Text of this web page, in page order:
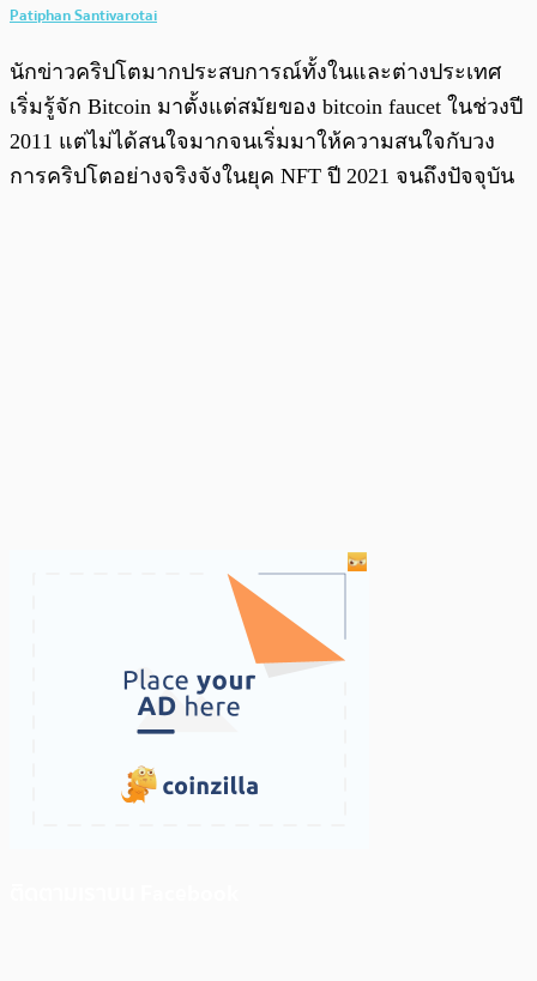
Patiphan Santivarotai
นักข่าวคริปโตมากประสบการณ์ทั้งในและต่างประเทศ
เริ่มรู้จัก Bitcoin มาตั้งแต่สมัยของ bitcoin faucet ในช่วงปี
2011 แต่ไม่ได้สนใจมากจนเริ่มมาให้ความสนใจกับวง
การคริปโตอย่างจริงจังในยุค NFT ปี 2021 จนถึงปัจจุบัน